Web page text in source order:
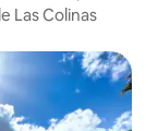
Las Colinas